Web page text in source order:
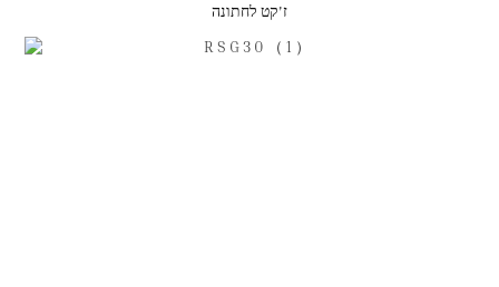
ז'קט לחתונה